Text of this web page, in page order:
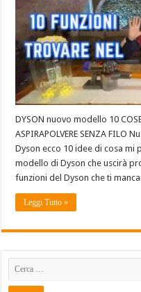
DYSON nuovo modello 10
ASPIRAPOLVERE SENZA
Dyson ecco 10 idee di cosa
modello di Dyson che uscirà
funzioni del Dyson che ti
Leggi Tutto »